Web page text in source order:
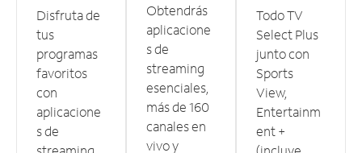
Disfruta de
tus
programas
favoritos
con
aplicacione
s de
Obtendrás
aplicacione
s de
streaming
esenciales,
más de 160
canales en
vivo y
Todo TV
Select Plus
junto con
Sports
View,
Entertainm
ent +